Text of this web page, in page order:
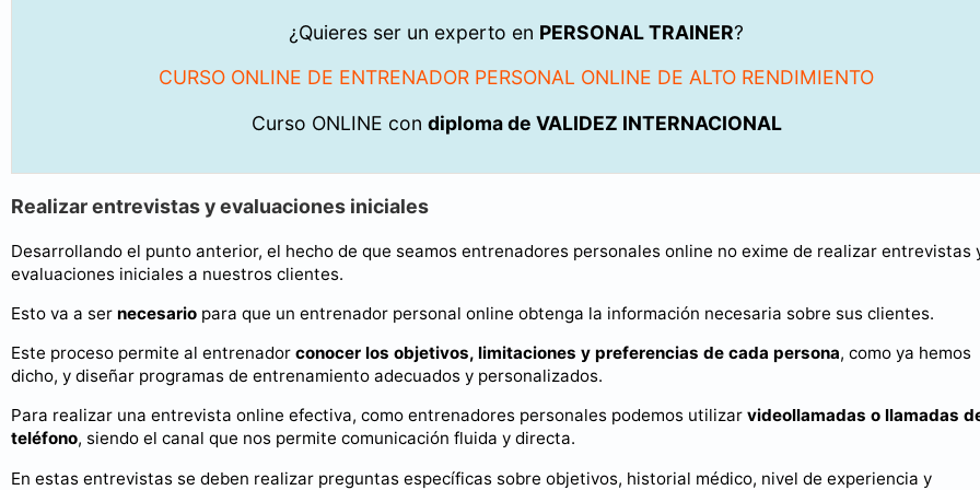
¿Quieres ser un experto en PERSONAL TRAINER?
CURSO ONLINE DE ENTRENADOR PERSONAL ONLINE DE ALTO RENDIMIENTO
Curso ONLINE con diploma de VALIDEZ INTERNACIONAL
Realizar entrevistas y evaluaciones iniciales
Desarrollando el punto anterior, el hecho de que seamos entrenadores personales online no exime de realizar entrevistas
evaluaciones iniciales a nuestros clientes.
Esto va a ser necesario para que un entrenador personal online obtenga la información necesaria sobre sus clientes.
Este proceso permite al entrenador conocer los objetivos, limitaciones y preferencias de cada persona, como ya hemos
dicho, y diseñar programas de entrenamiento adecuados y personalizados.
Para realizar una entrevista online efectiva, como entrenadores personales podemos utilizar videollamadas o llamadas
teléfono, siendo el canal que nos permite comunicación fluida y directa.
En estas entrevistas se deben realizar preguntas específicas sobre objetivos, historial médico, nivel de experiencia y